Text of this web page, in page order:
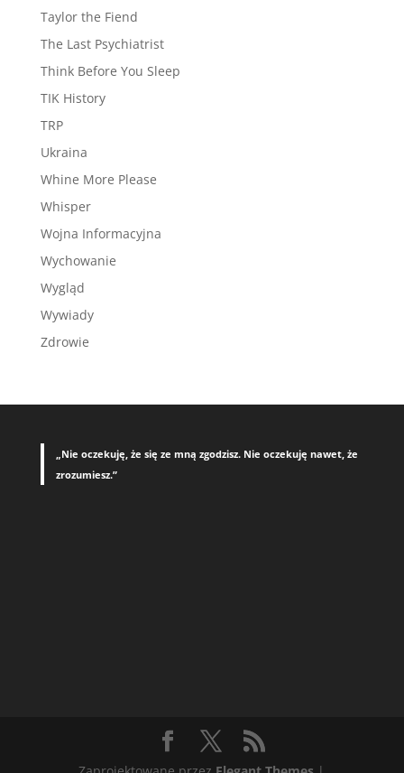
Taylor the Fiend
The Last Psychiatrist
Think Before You Sleep
TIK History
TRP
Ukraina
Whine More Please
Whisper
Wojna Informacyjna
Wychowanie
Wygląd
Wywiady
Zdrowie
„Nie oczekuję, że się ze mną zgodzisz. Nie oczekuję nawet, że
zrozumiesz.”